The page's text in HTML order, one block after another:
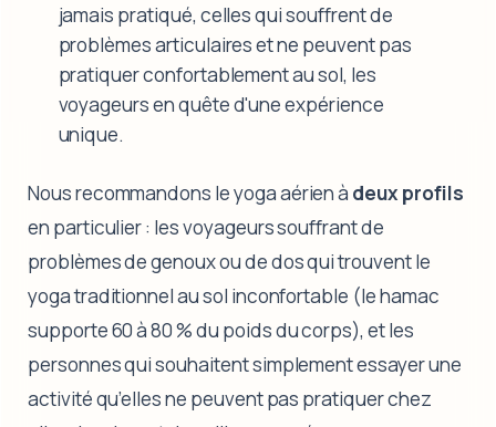
jamais pratiqué, celles qui souffrent de
problèmes articulaires et ne peuvent pas
pratiquer confortablement au sol, les
voyageurs en quête d'une expérience
unique.
Nous recommandons le yoga aérien à deux profils
en particulier : les voyageurs souffrant de
problèmes de genoux ou de dos qui trouvent le
yoga traditionnel au sol inconfortable (le hamac
supporte 60 à 80 % du poids du corps), et les
personnes qui souhaitent simplement essayer une
activité qu’elles ne peuvent pas pratiquer chez